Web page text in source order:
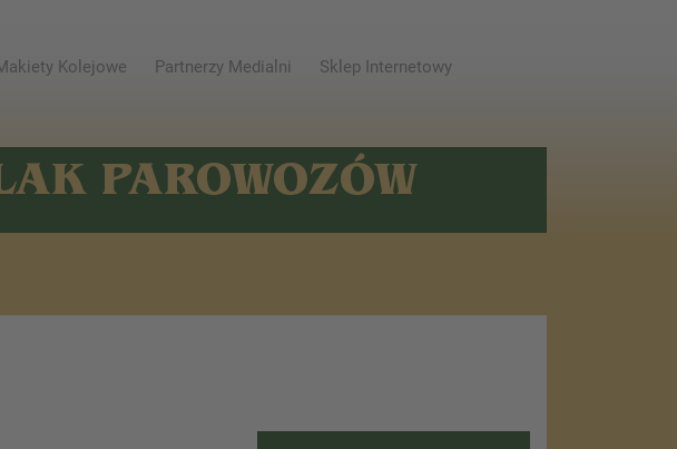
Kolejowe Partnerzy Medialni Sklep Internetowy
PAROWOZÓW